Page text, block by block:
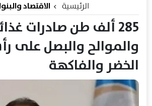
الرئيسية الاقتصاد
285 ألف طن صادرات
والموالح والبصل على
الخضر والفاكهة